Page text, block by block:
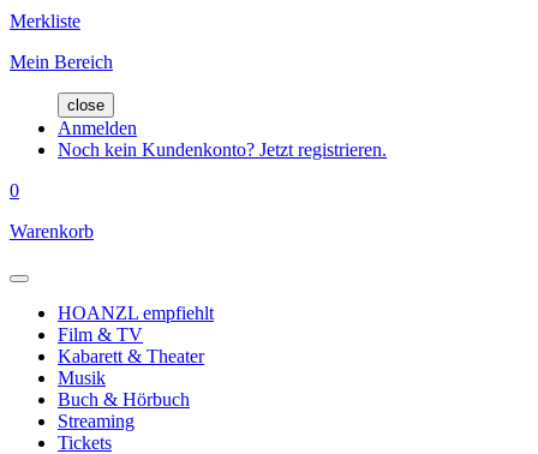
Merkliste
Mein Bereich
close
Anmelden
Noch kein Kundenkonto? Jetzt registrieren.
0
Warenkorb
HOANZL empfiehlt
Film & TV
Kabarett & Theater
Musik
Buch & Hörbuch
Streaming
Tickets